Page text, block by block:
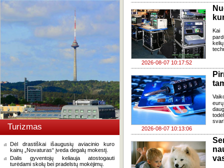
Turizmas
Dėl drastiškai išaugusių aviacinio kuro
kainų „Novaturas“ įveda degalų mokestį.
Dalis gyventojų keliauja atostogauti
turėdami skolų bei pradelstų mokėjimų.
2026-08-07 10:17:52
Kai
2026-08-07 10:13:06